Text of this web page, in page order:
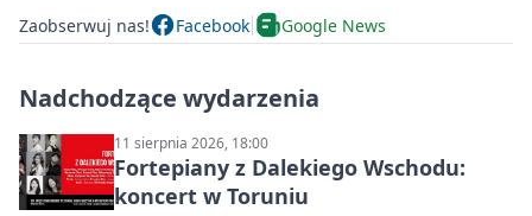
Zaobserwuj nas! Facebook Google News
Nadchodzące wydarzenia
11 sierpnia 2026, 18:00
Fortepiany z Dalekiego Wschodu:
koncert w Toruniu